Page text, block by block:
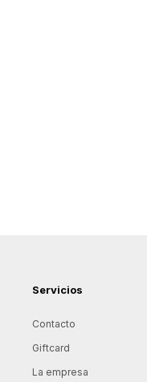
Servicios
Contacto
Giftcard
La empresa